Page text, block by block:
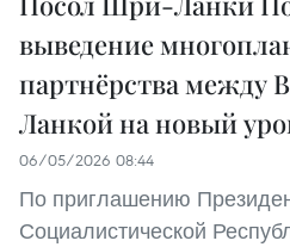
выведение
партнёрства между
Ланкой на новый
06/05/2026 08:44
По приглашению
Социалистической